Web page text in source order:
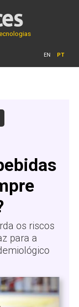
EN PT
os riscos
para a